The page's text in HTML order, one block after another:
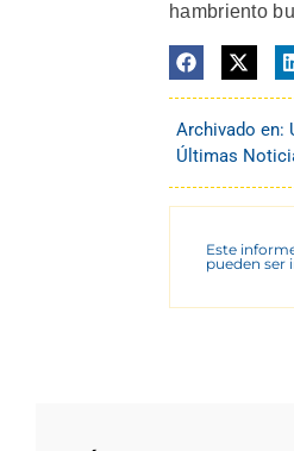
hambriento
Archivado en:
Últimas
Este
pueden ser